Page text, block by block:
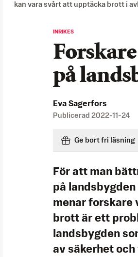
kan vara svårt att upptäcka brott i
INRIKES
på
Eva Sagerfors
Publicerad 2022-11-24
Ge bort fri läsning
För att man
på
menar forskare
brott är ett
landsbygden
av säkerhet